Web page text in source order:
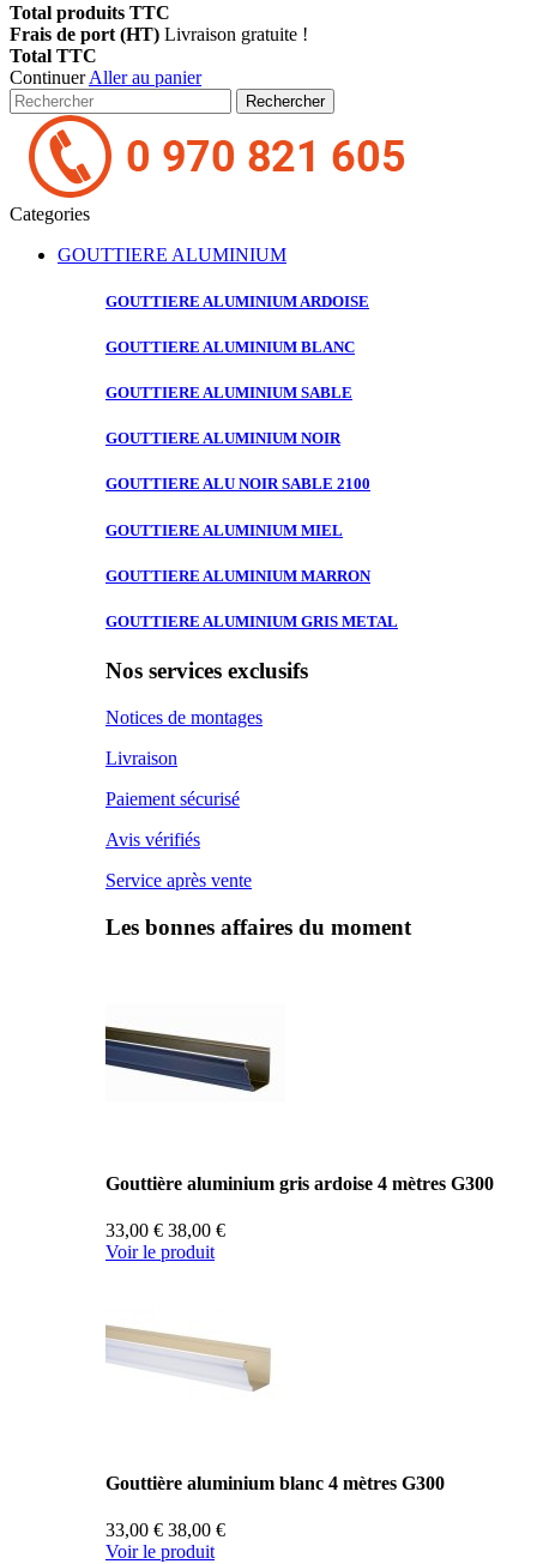
Total produits TTC
Frais de port (HT) Livraison gratuite !
Total TTC
ContinuerAller au panier
Rechercher
Categories
GOUTTIERE ALUMINIUM
GOUTTIERE ALUMINIUM ARDOISE
GOUTTIERE ALUMINIUM BLANC
GOUTTIERE ALUMINIUM SABLE
GOUTTIERE ALUMINIUM NOIR
GOUTTIERE ALU NOIR SABLE 2100
GOUTTIERE ALUMINIUM MIEL
GOUTTIERE ALUMINIUM MARRON
GOUTTIERE ALUMINIUM GRIS METAL
Nos services exclusifs
Notices de montages
Livraison
Paiement sécurisé
Avis vérifiés
Service après vente
Les bonnes affaires du moment
Gouttière aluminium gris ardoise 4 mètres G300
33,00 € 38,00 €
Voir le produit
Gouttière aluminium blanc 4 mètres G300
33,00 € 38,00 €
Voir le produit